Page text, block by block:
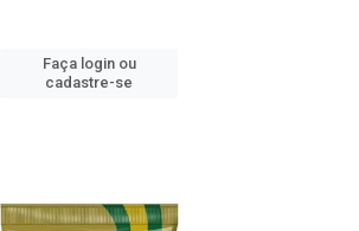
Faça login ou
cadastre-se